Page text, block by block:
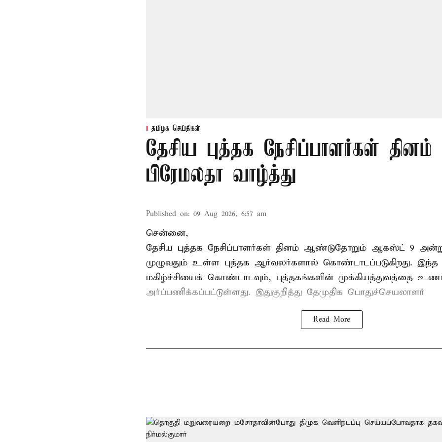
தமிழக செய்திகள்
தேசிய புத்தக நேசிப்பாளர்கள் தினம்
பிரேமலதா வாழ்த்து
Published on: 09 Aug 2026, 6:57 am
சென்னை,
தேசிய புத்தக நேசிப்பாளர்கள் தினம் ஆண்டுதோறும் ஆகஸ்ட் 9
முழுவதும் உள்ள புத்தக ஆர்வலர்களால் கொண்டாடப்படுகிறது. இந்த
மகிழ்ச்சியைக் கொண்டாடவும், புத்தகங்களின் முக்கியத்துவத்தை
அர்ப்பணிக்கப்பட்டுள்ளது. இதுகுறித்து தேமுதிக பொதுச்செயலாளர்
Read More